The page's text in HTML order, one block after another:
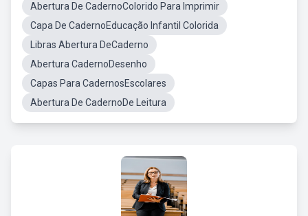
Abertura De CadernoColorido Para Imprimir
Capa De CadernoEducação Infantil Colorida
Libras Abertura DeCaderno
Abertura CadernoDesenho
Capas Para CadernosEscolares
Abertura De CadernoDe Leitura